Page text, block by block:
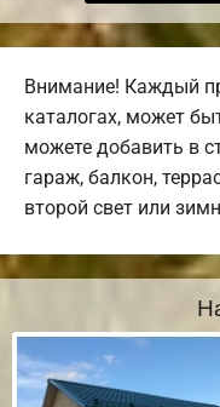
Внимание! Каждый
каталогах, может
можете добавить в
гараж, балкон,
второй свет или